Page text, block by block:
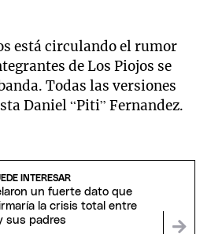
está circulando el rumor
de Los Piojos se
Todas las versiones
Daniel “Piti” Fernandez.
INTERESAR
un fuerte dato que
la crisis total entre
sus padres